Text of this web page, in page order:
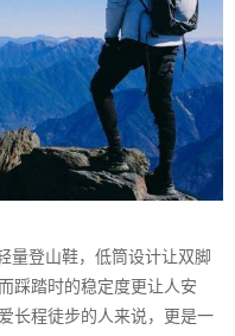
量登山鞋，低筒设计让双脚
踩踏时的稳定度更让人安
长程徒步的人来说，更是一